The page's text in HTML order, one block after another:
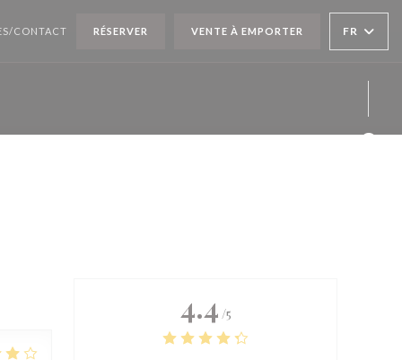
CONTACT RÉSERVER VENTE À EMPORTER FR
4.4 /5